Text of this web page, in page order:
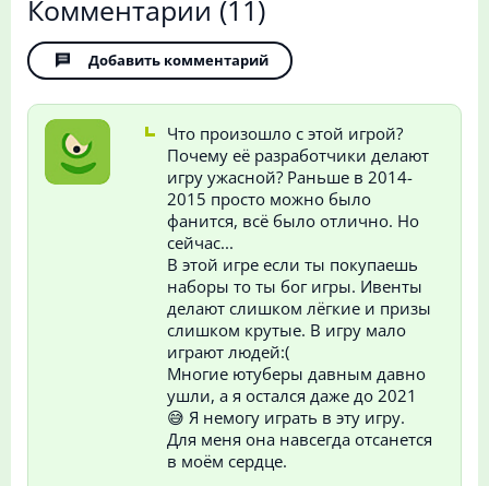
Комментарии (11)
Добавить комментарий
Что произошло с этой игрой?
Почему её разработчики делают
игру ужасной? Раньше в 2014-
2015 просто можно было
фанится, всё было отлично. Но
сейчас...
В этой игре если ты покупаешь
наборы то ты бог игры. Ивенты
делают слишком лёгкие и призы
слишком крутые. В игру мало
играют людей:(
Многие ютуберы давным давно
ушли, а я остался даже до 2021
😅 Я немогу играть в эту игру.
Для меня она навсегда отсанется
в моём сердце.